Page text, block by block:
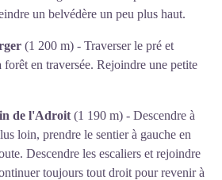
un belvédère un peu plus haut.
(1 200 m) - Traverser le pré et
forêt en traversée. Rejoindre une petite
de l'Adroit (1 190 m) - Descendre à
loin, prendre le sentier à gauche en
Descendre les escaliers et rejoindre
toujours tout droit pour revenir à